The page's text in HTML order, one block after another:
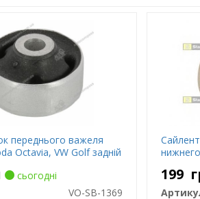
переднього важеля
Octavia, VW Golf задній
сьогодні
VO-SB-1369
199